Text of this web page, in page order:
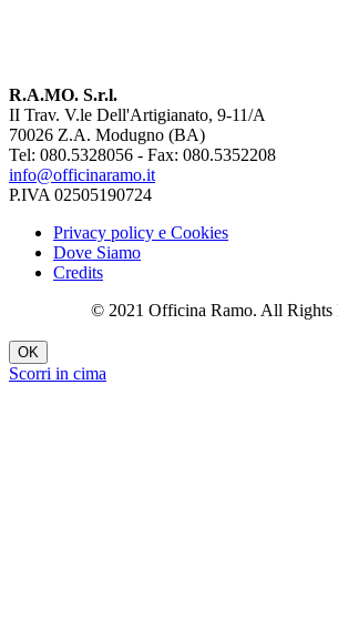
R.A.MO. S.r.l.
II Trav. V.le Dell'Artigianato, 9-11/A
70026 Z.A. Modugno (BA)
Tel: 080.5328056 - Fax: 080.5352208
info@officinaramo.it
P.IVA 02505190724
Privacy policy e Cookies
Dove Siamo
Credits
© 2021 Officina Ramo. All Rights
OK
Scorri in cima